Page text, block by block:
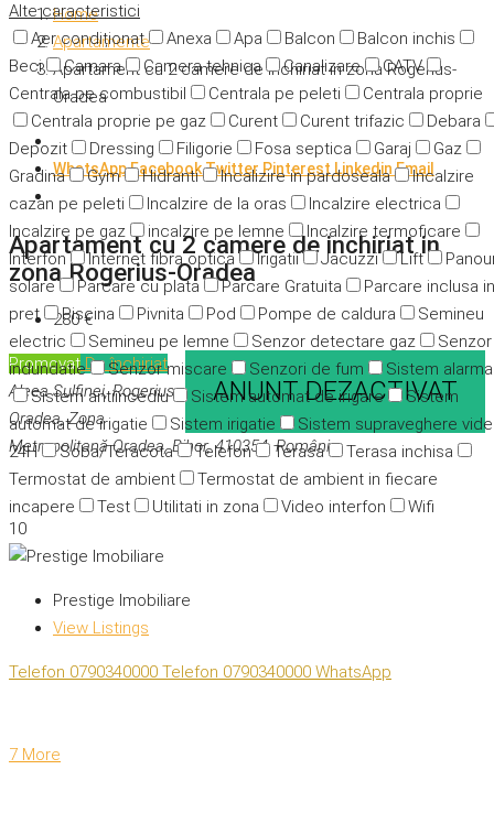
Alte caracteristici
Aer condiționat
Anexa Apa Balcon
Balcon inchis
Beci
Camara Camera tehnica Canalizare
CATV
Centrala pe combustibil
Centrala pe peleti
Centrala proprie
Centrala proprie pe gaz
Curent Curent trifazic
Debara
Depozit
Dressing Filigorie Fosa septica Garaj
Gaz
Gradina
Gym Hidranti Incalizire in pardoseala
Incalzire
cazan pe peleti
Incalzire de la oras
Incalzire electrica
Incalzire pe gaz
incalzire pe lemne
Incalzire termoficare
Interfon
Internet fibra optica Irigatii Jacuzzi Lift
solare
Parcare cu plata Parcare Gratuita
Parcare inclusa in
pret
Piscina Pivnita Pod Pompe de caldura
Semineu
electric
Semineu pe lemne Senzor detectare gaz
Senzor
indundatie
Senzor miscare Senzori de fum
Sistem alarma
Sistem antiincediu
Sistem automat de irigare
Sistem
automat de irigatie
Sistem irigatie
Sistem supraveghere
24H
Soba/Teracota Telefon Terasa
Terasa inchisa
Termostat de ambient
Termostat de ambient in fiecare
incapere
Test Utilitati in zona Video interfon Wifi
Home
Apartamente
Apartament cu 2 camere de inchiriat in zona Rogerius-
Oradea
WhatsAppFacebookTwitter Pinterest LinkedinEmail
Apartament cu 2 camere de inchiriat in
zona Rogerius-Oradea
280 €
PromovatDe închiriat
ANUNT DEZACTIVAT
Aleea Sulfinei, Rogerius,
Oradea, Zona
Metropolitană Oradea, Bihor, 410354, România
10
Prestige Imobiliare
View Listings
Telefon 0790340000 Telefon 0790340000 WhatsApp
7 More